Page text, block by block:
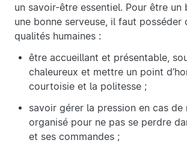
un savoir-être essentiel. Pour être un
une bonne serveuse, il faut posséder
qualités humaines :
être accueillant et présentable,
chaleureux et mettre un point
courtoisie et la politesse ;
savoir gérer la pression en cas de
organisé pour ne pas se perdre
et ses commandes ;